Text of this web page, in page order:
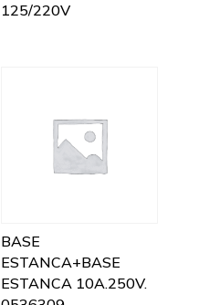
125/220V
BASE
ESTANCA+BASE
ESTANCA 10A.250V.